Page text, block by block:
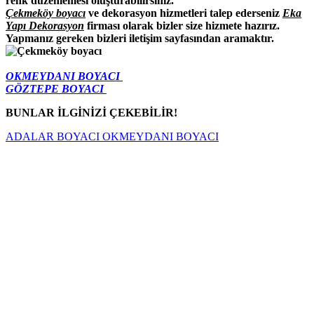
Çekmeköy boyacı ve dekorasyon hizmetleri talep ederseniz Eka
Yapı Dekorasyon firması olarak bizler size hizmete hazırız.
Yapmanız gereken bizleri iletişim sayfasından aramaktır.
OKMEYDANIBOYACI
GÖZTEPE BOYACI
BUNLAR İLGİNİZİ ÇEKEBİLİR!
ADALAR BOYACI OKMEYDANI BOYACI